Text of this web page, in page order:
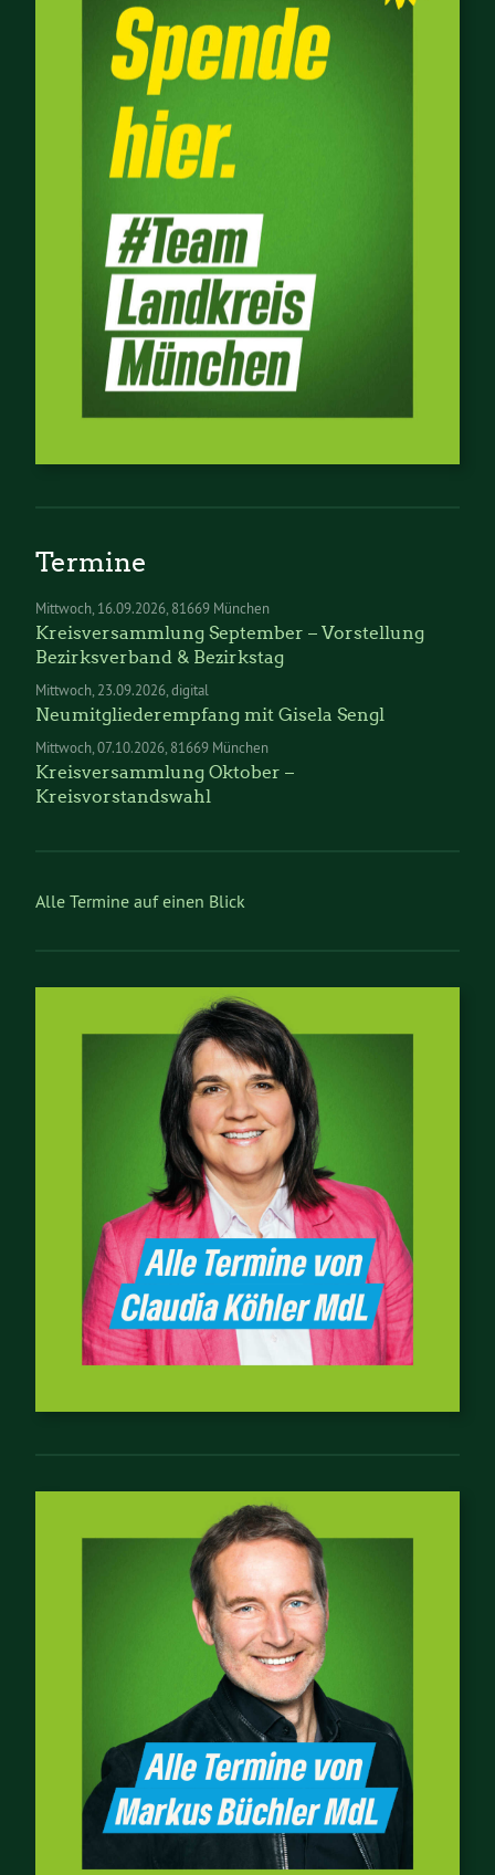
Termine
Mittwoch 16.09.2026 81669 München
Kreisversammlung September – Vorstellung
Bezirksverband & Bezirkstag
Mittwoch 23.09.2026 digital
Neumitgliederempfang mit Gisela Sengl
Mittwoch 07.10.2026 81669 München
Kreisversammlung Oktober –
Kreisvorstandswahl
Alle Termine auf einen Blick